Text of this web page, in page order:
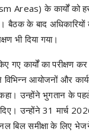
के कार्यों को
बैठक के बाद
भी दिया गया।
गए कार्यों का
विभिन्न आयोजनों और
उन्होंने भुगतान के
उन्होंने 31 मार्च
बिल समीक्षा के लिए